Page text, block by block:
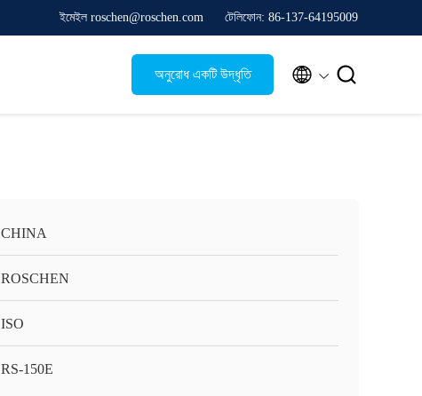
ইমেইল roschen@roschen.com টেলিফোন: 86-137-64195009
অনুরোধ একটি উদ্ধৃতি  
CHINA
ROSCHEN
ISO
RS-150E